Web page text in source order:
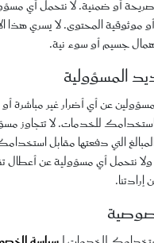
أو ضمنية. لا نتحمل أي
موثوقية المحتوى. لا يسري هذا
جسيم أو سوء نية.
عن أي أضرار غير مباشرة
للخدمات. لا تتجاوز
التي دفعتها مقابل
نتحمل أي مسؤولية عن أعطال